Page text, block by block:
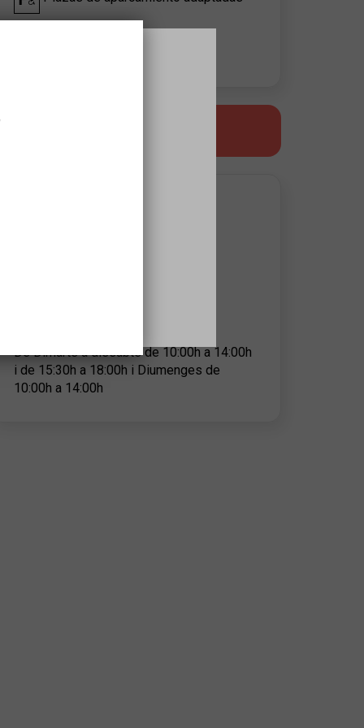
De Dimarts a dissabte de 10:00h a 14:00h
i de 15:30h a 18:00h i Diumenges de
10:00h a 14:00h